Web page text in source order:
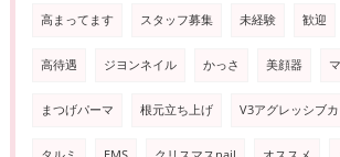
高まってます スタッフ募集 未経験 歓迎
高待遇 ジヨンネイル かっさ 美顔器
まつげパーマ 根元立ち上げ V3アグレッシブ